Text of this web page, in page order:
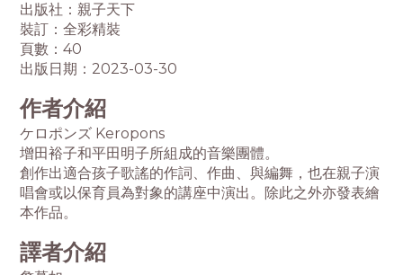
出版社：親子天下
裝訂：全彩精裝
頁數：40
出版日期：2023-03-30
作者介紹
ケロポンズ Keropons
增田裕子和平田明子所組成的音樂團體。
創作出適合孩子歌謠的作詞、作曲、與編舞，也在親子演
唱會或以保育員為對象的講座中演出。除此之外亦發表繪
本作品。
譯者介紹